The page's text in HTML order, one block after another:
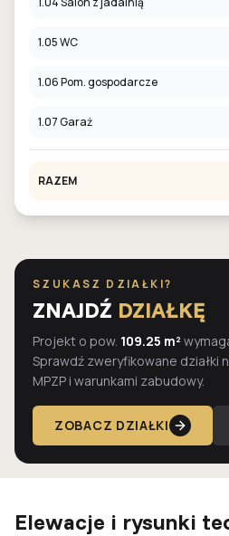
1.05 WC
1.06 Pom. gospodarcze
1.07 Garaż
RAZEM
SZUKASZ DZIAŁKI?
ZNAJDŹ DZIAŁKĘ
Projekt o pow. 109.25 m²
Sprawdź zweryfikowane działki
MPZP i warunkami zabudowy.
ZOBACZ DZIAŁKI
Elewacje i rysunki